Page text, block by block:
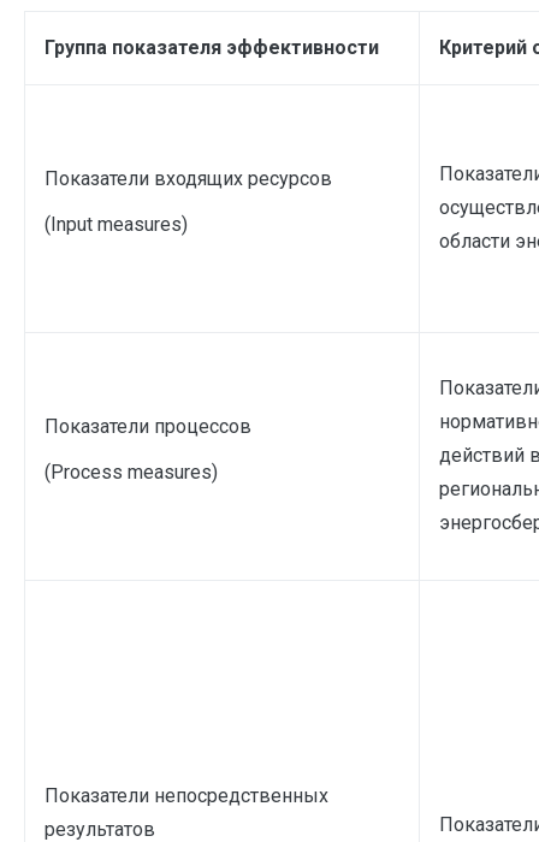
Группа показателя эффективности Критерий
Показатели входящих ресурсов
(Input measures)
области
Показатели процессов
(Process measures)
действий
Показатели непосредственных
результатов